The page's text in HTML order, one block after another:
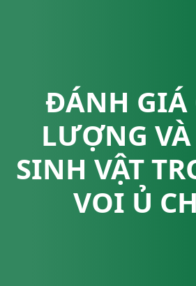
ĐÁNH GIÁ
LƯỢNG
SINH VẬT
VOI Ủ